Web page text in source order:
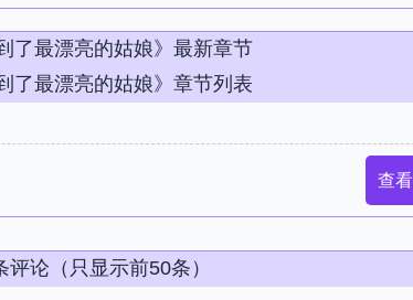
了最漂亮的姑娘》最新章节
了最漂亮的姑娘》章节列表
查
论（只显示前50条）